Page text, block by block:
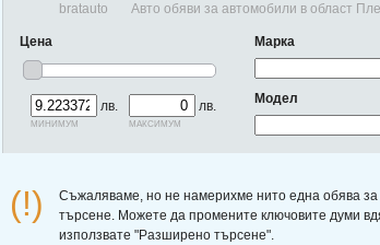
bratauto Авто обяви за автомобили в област
Цена
лв.
минимум
лв.
максимум
Марка
Модел
(!)
Съжаляваме, но не намерихме нито една обява
търсене. Можете да промените ключовите думи
използвате "Разширено търсене".